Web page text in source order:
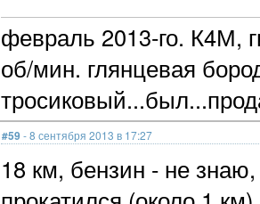
февраль 2013-го. К4М,
об/мин. глянцевая
#59- 8 сентября 2013 в 17:27
18 км, бензин - не